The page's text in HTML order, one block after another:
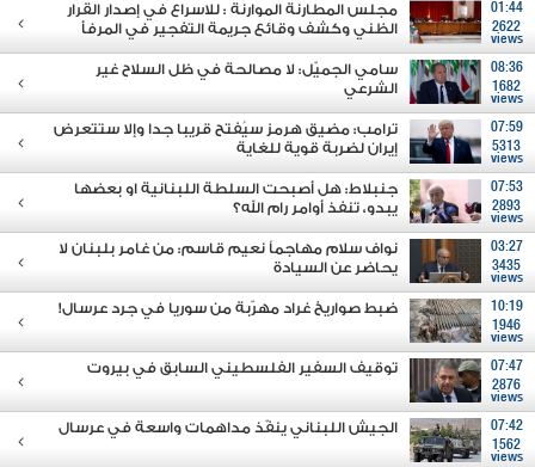
01:44
2622
views
مجلس المطارنة الموارنة : للاسراع في إصدار القرار
الظني وكشف وقائع جريمة التفجير في المرفأ
08:36
1682
views
سامي الجميّل: لا مصالحة في ظل السلاح غير
الشرعي
07:59
5313
views
ترامب: مضيق هرمز سيُفتح قريبا جدا وإلا ستتعرض
إيران لضربة قوية للغاية
07:53
2893
views
جنبلاط: هل أصبحت السلطة اللبنانية او بعضها
يبدو، تنفذ أوامر رام الله؟
03:27
3435
views
نواف سلام مهاجماً نعيم قاسم: من غامر بلبنان لا
يحاضر عن السيادة
10:19
1946
views
ضبط صواريخ غراد مهرّبة من سوريا في جرد عرسال!
07:47
2876
views
توقيف السفير الفلسطيني السابق في بيروت
07:42
1562
views
الجيش اللبناني ينفّذ مداهمات واسعة في عرسال